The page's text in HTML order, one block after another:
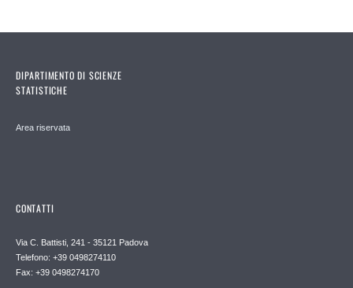
DIPARTIMENTO DI SCIENZE
STATISTICHE
Area riservata
CONTATTI
Via C. Battisti, 241 - 35121 Padova
Telefono: +39 0498274110
Fax: +39 0498274170